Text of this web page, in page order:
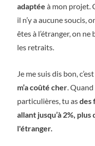
adaptée à mon projet.
il n’y a aucune soucis,
êtes à l’étranger, on
les retraits.
Je me suis dis bon,
m’a coûté cher. Quand
particulières, tu asdes
allant jusqu’à 2%,
l'étranger.